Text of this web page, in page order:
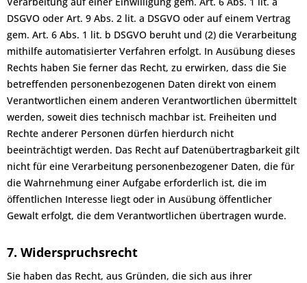
DSGVO oder Art. 9 Abs. 2 lit. a DSGVO oder auf einem Vertrag
gem. Art. 6 Abs. 1 lit. b DSGVO beruht und (2) die Verarbeitung
mithilfe automatisierter Verfahren erfolgt. In Ausübung dieses
Rechts haben Sie ferner das Recht, zu erwirken, dass die Sie
betreffenden personenbezogenen Daten direkt von einem
Verantwortlichen einem anderen Verantwortlichen übermittelt
werden, soweit dies technisch machbar ist. Freiheiten und
Rechte anderer Personen dürfen hierdurch nicht
beeinträchtigt werden. Das Recht auf Datenübertragbarkeit gilt
nicht für eine Verarbeitung personenbezogener Daten, die für
die Wahrnehmung einer Aufgabe erforderlich ist, die im
öffentlichen Interesse liegt oder in Ausübung öffentlicher
Gewalt erfolgt, die dem Verantwortlichen übertragen wurde.
7. Widerspruchsrecht
Sie haben das Recht, aus Gründen, die sich aus ihrer